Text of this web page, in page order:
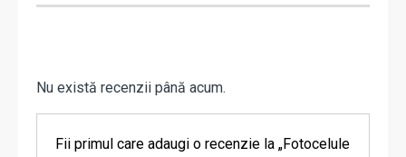
Nu există recenzii până acum.
Fii primul care adaugi o recenzie la „Fotocelule